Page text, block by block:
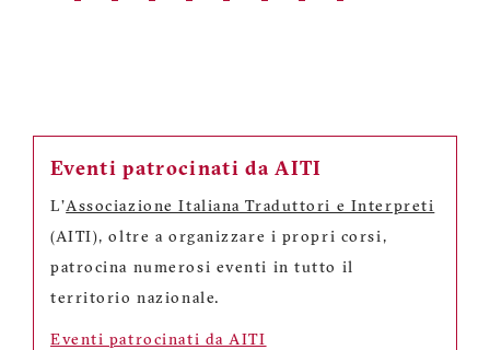
Eventi patrocinati da AITI
L'Associazione Italiana Traduttori e Interpreti
(AITI), oltre a organizzare i propri corsi,
patrocina numerosi eventi in tutto il
territorio nazionale.
Eventi patrocinati da AITI